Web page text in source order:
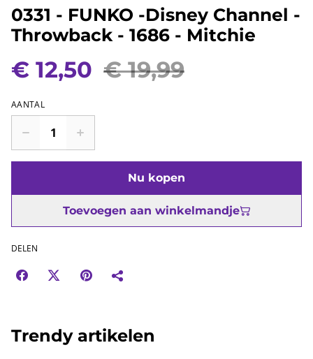
0331 - FUNKO -Disney Channel -
Throwback - 1686 - Mitchie
€ 12,50 € 19,99
AANTAL
Nu kopen
Toevoegen aan winkelmandje
DELEN
Trendy artikelen